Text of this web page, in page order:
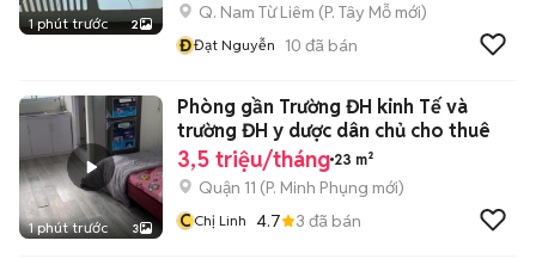
1 phút trước 2
Q. Nam Từ Liêm (P. Tây Mỗ mới)
ĐĐạt Nguyễn 10 đã bán
1 phút trước 3
Phòng gần Trường ĐH kinh Tế và
trường ĐH y dược dân chủ cho thuê
3,5 triệu/tháng 23 m²
Quận 11 (P. Minh Phụng mới)
CChị Linh 4.7 3 đã bán